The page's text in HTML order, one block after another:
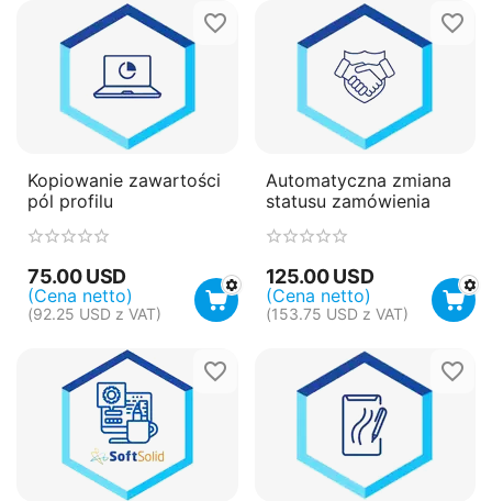
Kopiowanie zawartości
pól profilu
75.00 USD
(Cena netto)
(92.25 USD z VAT)
Automatyczna zmiana
statusu zamówienia
125.00 USD
(Cena netto)
(153.75 USD z VAT)